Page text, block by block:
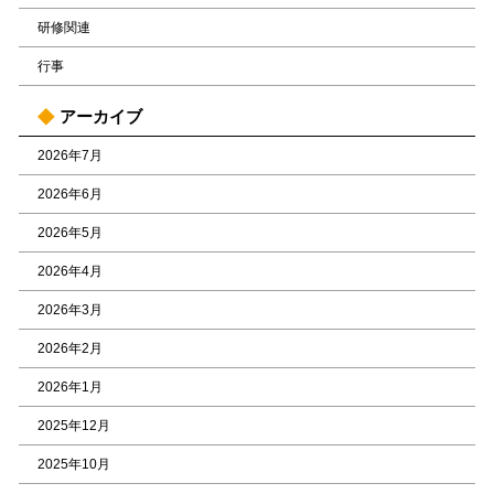
研修関連
行事
アーカイブ
2026年7月
2026年6月
2026年5月
2026年4月
2026年3月
2026年2月
2026年1月
2025年12月
2025年10月